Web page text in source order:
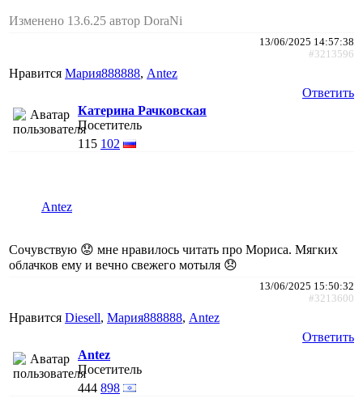
Изменено 13.6.25 автор DoraNi
13/06/2025 14:57:38
#3213596
Нравится Мария888888, Antez
Ответить
Катерина Рачковская
Посетитель
115 102
Antez
Сочувствую 😟 мне нравилось читать про Мориса. Мягких
облачков ему и вечно свежего мотыля 😞
13/06/2025 15:50:32
#3213600
Нравится Diesell, Мария888888, Antez
Ответить
Antez
Посетитель
444 898